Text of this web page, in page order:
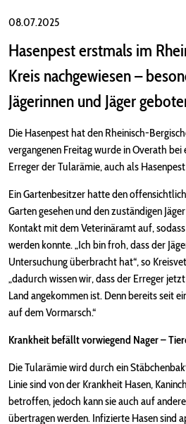
08.07.2025
Hasenpest erstmals im
Kreis nachgewiesen –
Jägerinnen und Jäger
Die Hasenpest hat den Rheinisch-
vergangenen Freitag wurde in Overath
Erreger der Tularämie, auch als
Ein Gartenbesitzer hatte den
Garten gesehen und den zuständigen
Kontakt mit dem Veterinäramt auf,
werden konnte. „Ich bin froh, dass der
Untersuchung überbracht hat“, so
„dadurch wissen wir, dass der Erreger
Land angekommen ist. Denn bereits seit
auf dem Vormarsch.“
Krankheit befällt vorwiegend Nager –
Die Tularämie wird durch ein
Linie sind von der Krankheit Hasen,
betroffen, jedoch kann sie auch auf
übertragen werden. Infizierte Hasen sind